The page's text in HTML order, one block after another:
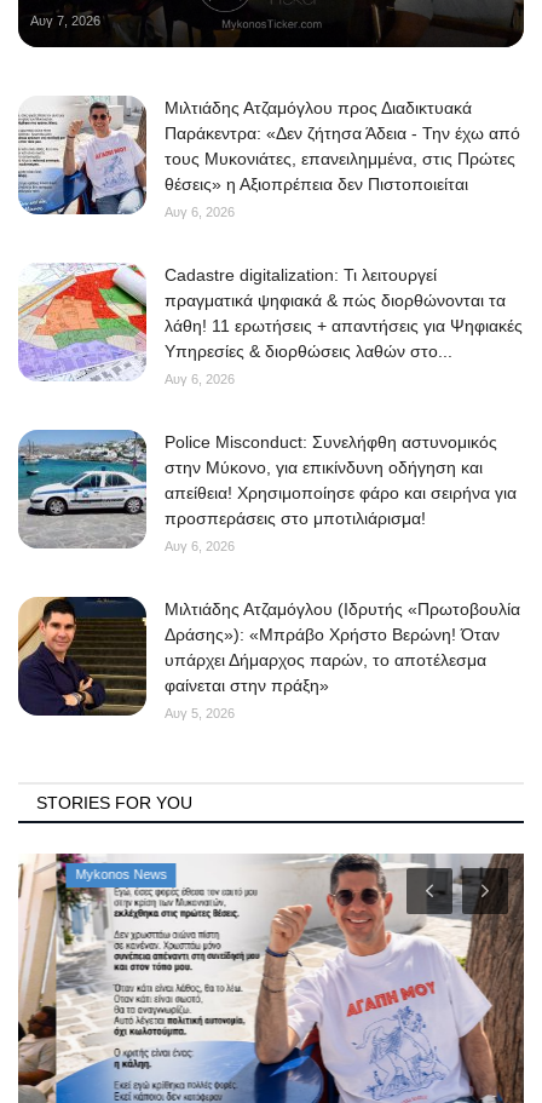
Αυγ 7, 2026
Μιλτιάδης Ατζαμόγλου προς Διαδικτυακά
Παράκεντρα: «Δεν ζήτησα Άδεια - Την έχω από
τους Μυκονιάτες, επανειλημμένα, στις Πρώτες
θέσεις» η Αξιοπρέπεια δεν Πιστοποιείται
Αυγ 6, 2026
Cadastre digitalization: Τι λειτουργεί
πραγματικά ψηφιακά & πώς διορθώνονται τα
λάθη! 11 ερωτήσεις + απαντήσεις για Ψηφιακές
Υπηρεσίες & διορθώσεις λαθών στο...
Αυγ 6, 2026
Police Misconduct: Συνελήφθη αστυνομικός
στην Μύκονο, για επικίνδυνη οδήγηση και
απείθεια! Χρησιμοποίησε φάρο και σειρήνα για
προσπεράσεις στο μποτιλιάρισμα!
Αυγ 6, 2026
Μιλτιάδης Ατζαμόγλου (Ιδρυτής «Πρωτοβουλία
Δράσης»): «Μπράβο Χρήστο Βερώνη! Όταν
υπάρχει Δήμαρχος παρών, το αποτέλεσμα
φαίνεται στην πράξη»
Αυγ 5, 2026
STORIES FOR YOU
Mykonos News